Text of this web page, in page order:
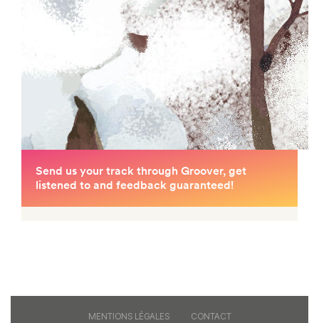
MENTIONS LÉGALES CONTACT